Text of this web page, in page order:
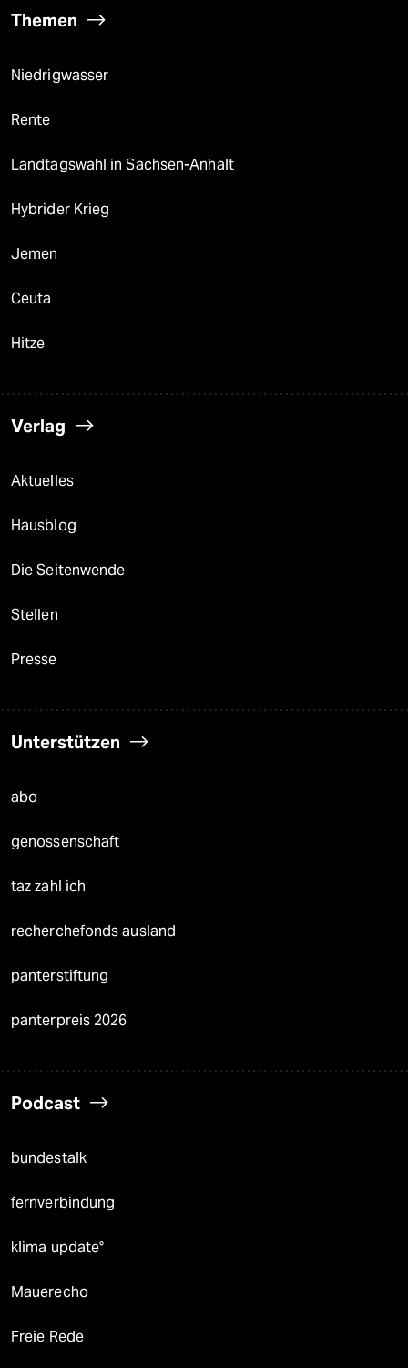
Themen
Niedrigwasser
Rente
Landtagswahl in Sachsen-Anhalt
Hybrider Krieg
Jemen
Ceuta
Hitze
Verlag
Aktuelles
Hausblog
Die Seitenwende
Stellen
Presse
Unterstützen
abo
genossenschaft
taz zahl ich
recherchefonds ausland
panterstiftung
panterpreis 2026
Podcast
bundestalk
fernverbindung
klima update°
Mauerecho
Freie Rede